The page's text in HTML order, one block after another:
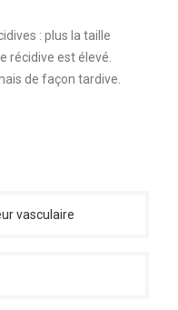
: plus la taille
récidive est élevé.
de façon tardive.
vasculaire